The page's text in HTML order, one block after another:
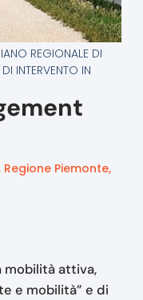
REGIONALE DI
INTERVENTO IN
Piemonte,
mobilità attiva,
e mobilità” e di